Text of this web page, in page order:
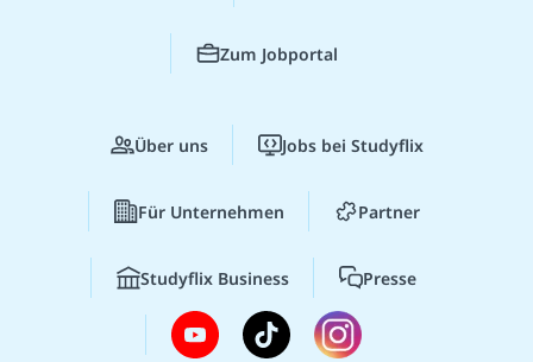
Zum Jobportal
Über uns Jobs bei Studyflix
Für Unternehmen Partner
Studyflix Business Presse